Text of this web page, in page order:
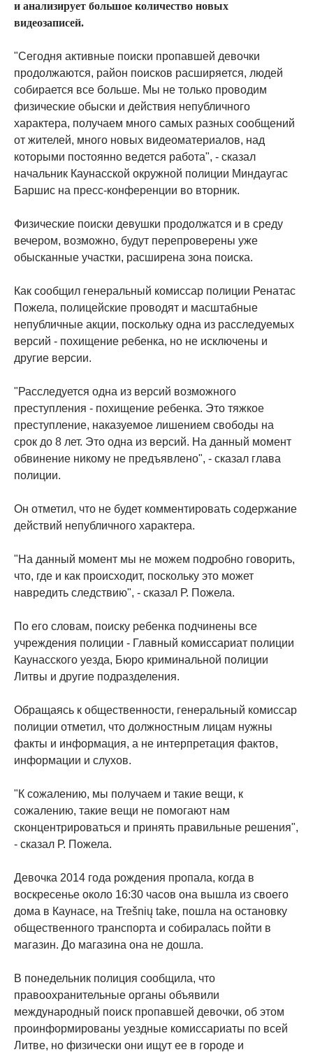
и анализирует большое количество новых
видеозаписей.
"Сегодня активные поиски пропавшей девочки
продолжаются, район поисков расширяется, людей
собирается все больше. Мы не только проводим
физические обыски и действия непубличного
характера, получаем много самых разных сообщений
от жителей, много новых видеоматериалов, над
которыми постоянно ведется работа", - сказал
начальник Каунасской окружной полиции Миндаугас
Баршис на пресс-конференции во вторник.
Физические поиски девушки продолжатся и в среду
вечером, возможно, будут перепроверены уже
обысканные участки, расширена зона поиска.
Как сообщил генеральный комиссар полиции Ренатас
Пожела, полицейские проводят и масштабные
непубличные акции, поскольку одна из расследуемых
версий - похищение ребенка, но не исключены и
другие версии.
"Расследуется одна из версий возможного
преступления - похищение ребенка. Это тяжкое
преступление, наказуемое лишением свободы на
срок до 8 лет. Это одна из версий. На данный момент
обвинение никому не предъявлено", - сказал глава
полиции.
Он отметил, что не будет комментировать содержание
действий непубличного характера.
"На данный момент мы не можем подробно говорить,
что, где и как происходит, поскольку это может
навредить следствию", - сказал Р. Пожела.
По его словам, поиску ребенка подчинены все
учреждения полиции - Главный комиссариат полиции
Каунасского уезда, Бюро криминальной полиции
Литвы и другие подразделения.
Обращаясь к общественности, генеральный комиссар
полиции отметил, что должностным лицам нужны
факты и информация, а не интерпретация фактов,
информации и слухов.
"К сожалению, мы получаем и такие вещи, к
сожалению, такие вещи не помогают нам
сконцентрироваться и принять правильные решения",
- сказал Р. Пожела.
Девочка 2014 года рождения пропала, когда в
воскресенье около 16:30 часов она вышла из своего
дома в Каунасе, на Trešnių take, пошла на остановку
общественного транспорта и собиралась пойти в
магазин. До магазина она не дошла.
В понедельник полиция сообщила, что
правоохранительные органы объявили
международный поиск пропавшей девочки, об этом
проинформированы уездные комиссариаты по всей
Литве, но физически они ищут ее в городе и